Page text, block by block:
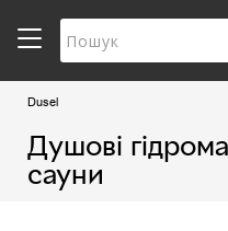
Dusel
Душові
сауни